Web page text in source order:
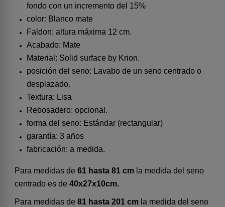
fondo con un incremento del 15%
color: Blanco mate
Faldon: altura máxima 12 cm.
Acabado: Mate
Material: Solid surface by Krion.
posición del seno: Lavabo de un seno centrado o
desplazado.
Textura: Lisa
Rebosadero: opcional.
forma del seno: Estándar (rectangular)
garantía: 3 años
fabricación: a medida.
Para medidas de 61 hasta 81 cm la medida del seno
centrado es de 40x27x10cm.
Para medidas de 81 hasta 201 cm la medida del seno